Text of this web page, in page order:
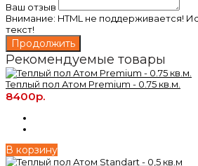
Ваш отзыв
Внимание: HTML не поддерживается!
текст!
Продолжить
Рекомендуемые товары
Теплый пол Атом Premium - 0.75 кв.м.
8400р.
В корзину